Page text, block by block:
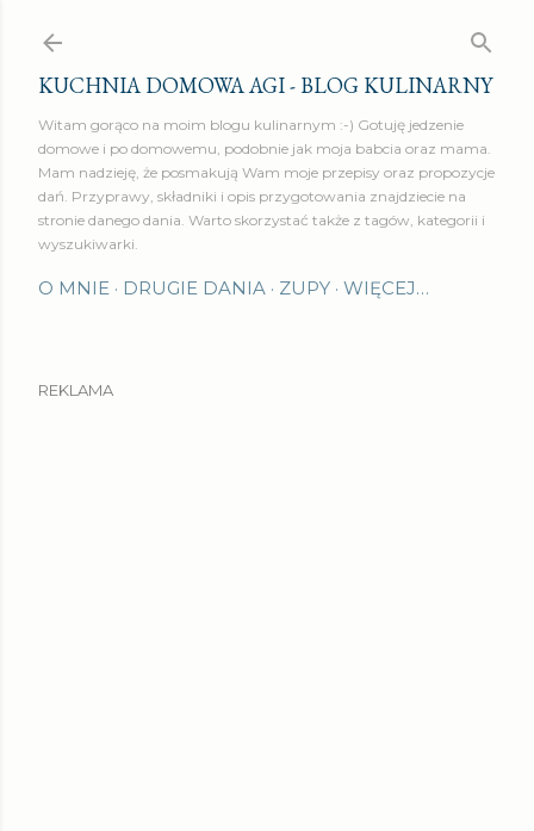
KUCHNIA DOMOWA AGI - BLOG KULINARNY
Witam gorąco na moim blogu kulinarnym :-) Gotuję jedzenie
domowe i po domowemu, podobnie jak moja babcia oraz mama.
Mam nadzieję, że posmakują Wam moje przepisy oraz propozycje
dań. Przyprawy, składniki i opis przygotowania znajdziecie na
stronie danego dania. Warto skorzystać także z tagów, kategorii i
wyszukiwarki.
O MNIE DRUGIE DANIA ZUPY WIĘCEJ…
REKLAMA